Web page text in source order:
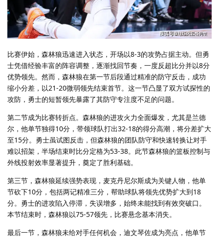
比赛伊始，森林狼迅速进入状态，开场以8-3的攻势占据主动。但勇
士凭借经验丰富的阵容调整，逐渐找回节奏，一度反超比分并以8分
优势领先。然而，森林狼在第一节后段通过精准的防守反击，成功
缩小分差，以21-20微弱领先结束首节。这一节凸显了双方试探性的
攻防，勇士的短暂领先暴露了其防守专注度不足的问题。
第二节成为比赛转折点。森林狼的进攻火力全面爆发，尤其是兰德
尔，他单节独得10分，带领球队打出32-18的得分高潮，将分差扩大
至15分。勇士虽试图反击，但森林狼的团队防守和快速转换让对手
难以招架，半场结束时比分定格为53-38。此节森林狼的篮板控制与
外线投射效率显著提升，奠定了胜利基础。
第三节，森林狼延续强势表现，麦克丹尼尔斯成为关键人物，他单
节砍下10分，包括两记精准三分，帮助球队将领先优势扩大到18
分。勇士的进攻陷入停滞，失误增多，始终未能找到有效突破口。
本节结束时，森林狼以75-57领先，比赛悬念基本消失。
最后一节，森林狼未给对手任何机会，迪文琴佐成为亮点，他单节